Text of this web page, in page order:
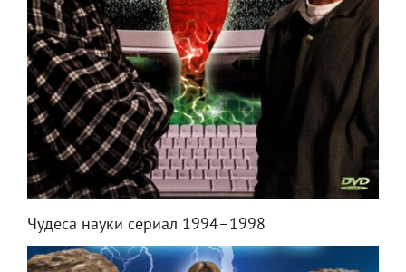
Чудеса науки сериал 1994–1998